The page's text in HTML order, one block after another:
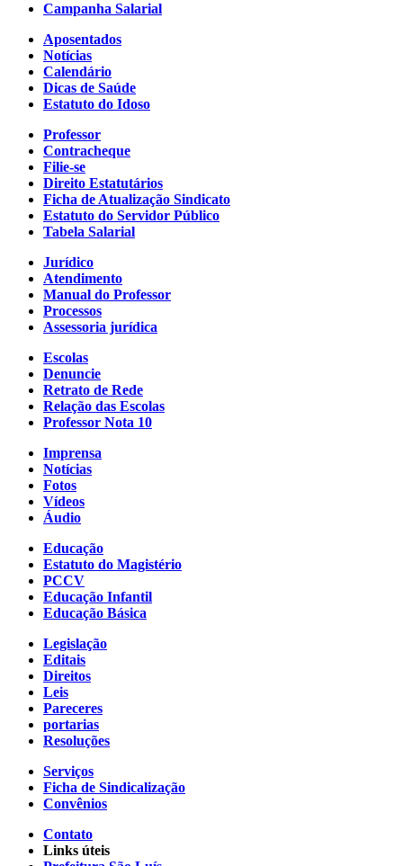
Campanha Salarial
Aposentados
Notícias
Calendário
Dicas de Saúde
Estatuto do Idoso
Professor
Contracheque
Filie-se
Direito Estatutários
Ficha de Atualização Sindicato
Estatuto do Servidor Público
Tabela Salarial
Jurídico
Atendimento
Manual do Professor
Processos
Assessoria jurídica
Escolas
Denuncie
Retrato de Rede
Relação das Escolas
Professor Nota 10
Imprensa
Notícias
Fotos
Vídeos
Áudio
Educação
Estatuto do Magistério
PCCV
Educação Infantil
Educação Básica
Legislação
Editais
Direitos
Leis
Pareceres
portarias
Resoluções
Serviços
Ficha de Sindicalização
Convênios
Contato
Links úteis